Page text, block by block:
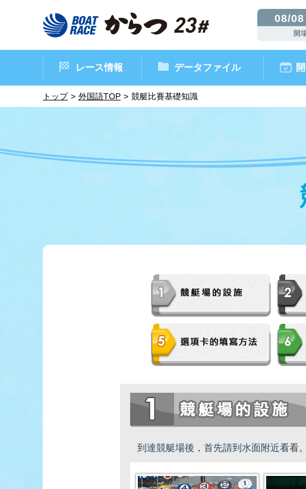
08/08
開
レース情報
進入コース別選手成績
今節の進入コース別成績・
データファイル
佐賀支部選手一覧 記念競走優勝選手一覧
外向発売所 ドリームピ
マンスリーレースガイ
トップ 外国語TOP 競艇比賽基礎知識
到達競艇場後，首先請到水面附近看看。